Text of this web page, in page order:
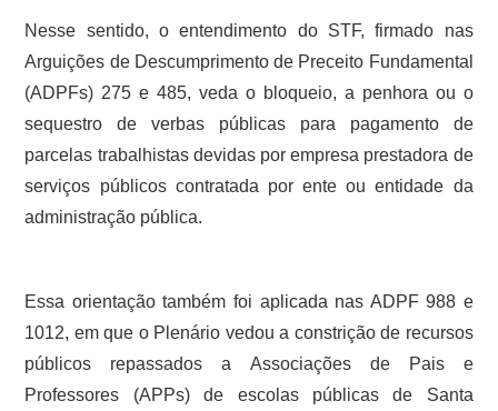
Nesse sentido, o entendimento do STF, firmado nas
Arguições de Descumprimento de Preceito Fundamental
(ADPFs) 275 e 485, veda o bloqueio, a penhora ou o
sequestro de verbas públicas para pagamento de
parcelas trabalhistas devidas por empresa prestadora de
serviços públicos contratada por ente ou entidade da
administração pública.
Essa orientação também foi aplicada nas ADPF 988 e
1012, em que o Plenário vedou a constrição de recursos
públicos repassados a Associações de Pais e
Professores (APPs) de escolas públicas de Santa